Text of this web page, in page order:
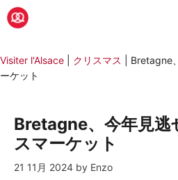
ン
ツ
Visiter l'Alsace クリスマス
Bretagne
ーケット
Bretagne、今年見逃
スマーケット
21 11月 2024 by Enzo